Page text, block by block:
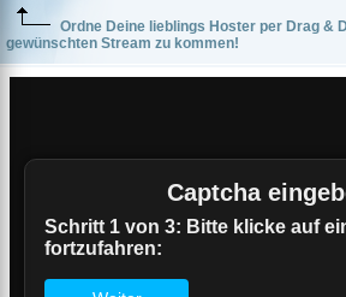
Ordne Deine lieblings Hoster per Drag &
gewünschten Stream zu kommen!